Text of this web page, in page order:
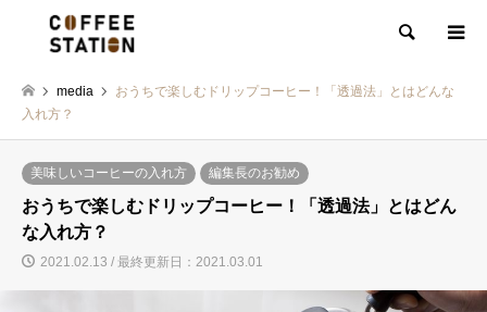
検索
media
おうちで楽しむドリップコーヒー！「透過法」とはどんな
入れ方？
美味しいコーヒーの入れ方 編集長のお勧め
おうちで楽しむドリップコーヒー！「透過法」とはどん
な入れ方？
2021.02.13 / 最終更新日：2021.03.01